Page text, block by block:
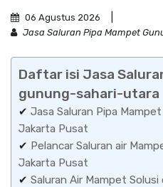
06 Agustus 2026
Jasa Saluran Pipa Mampet
Daftar isi Jasa
gunung-sahari-utara
✔ Jasa Saluran Pipa
Jakarta Pusat
✔ Pelancar Saluran air
Jakarta Pusat
✔ Saluran Air Mampet